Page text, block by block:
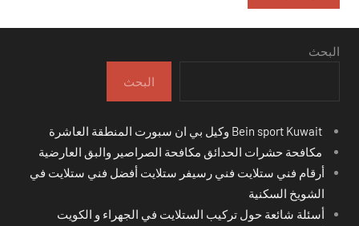
البحث
البحث
مكافحة حشرات الحدائق مكافحة الصراصير والبق العارضية
أرقام فني ستلايت فني رسيفر ستلايت أفضل فني ستلايت في
الشويخ السكنية
أسئلة شائعة حول تركيب الستلايت في الجهراء و الكويت